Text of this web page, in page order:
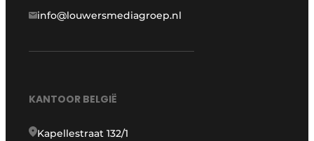
info@louwersmediagroep.nl
KANTOOR BELGIË
Kapellestraat 132/1